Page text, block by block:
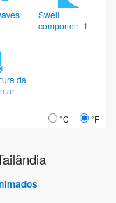
Swell
component 1
da
°C °F